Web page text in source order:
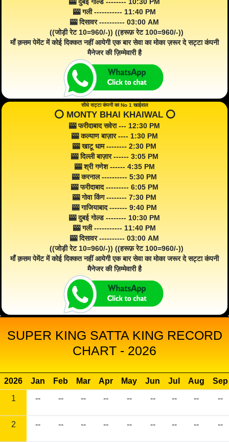
🎰 दुबई गोल्ड -------- 10:30 PM
🎰 गली ----------- 11:40 PM
🎰 दिसावर ---------- 03:00 AM
((जोड़ी रेट 10=960/-)) ((हरूफ़ रेट 100=960/-))
माँ क़सम पेमेंट में कोई दिक्कत नहीं आयेगी एक बार सेवा का मोका ज़रूर दे सट्टा कंपनी
मैनेजर की ज़िम्मेवारी है
सीधे सट्टा कंपनी का No 1 खाईवाल
⭕️ MONTY BHAI KHAIWAL ⭕️
🎰 फरीदाबाद सवेरा --- 12:30 PM
🎰 कल्याण बाज़ार ---- 1:30 PM
🎰 खाटू धाम -------- 2:30 PM
🎰 दिल्ली बाज़ार ------ 3:05 PM
🎰 श्री गणेश ------ 4:35 PM
🎰 करनाल ---------- 5:30 PM
🎰 फरीदाबाद --------- 6:05 PM
🎰 गोवा किंग -------- 7:30 PM
🎰 गाजियाबाद ------- 9:40 PM
🎰 दुबई गोल्ड -------- 10:30 PM
🎰 गली ----------- 11:40 PM
🎰 दिसावर ---------- 03:00 AM
((जोड़ी रेट 10=960/-)) ((हरूफ़ रेट 100=960/-))
माँ क़सम पेमेंट में कोई दिक्कत नहीं आयेगी एक बार सेवा का मोका जरूर दे सट्टा कंपनी
मैनेजर की ज़िम्मेवारी है
SUPER KING SATTA KING RECORD
CHART - 2026
2026 Jan Feb Mar Apr May Jun Jul Aug
Sep
1
-- -- -- -- -- -- -- -- --
2 -- -- -- -- -- -- -- -- --